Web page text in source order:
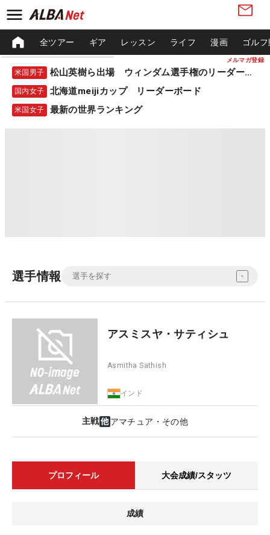
メルマガ登録
全ツアー ギア レッスン ライフ 漫画 ゴル
米国男子 松山英樹ら出場 ウィンダム選手権のリーダーボード
国内女子 北海道meijiカップ リーダーボード
米国女子 最新の世界ランキング
選手情報
アスミスヤ・サティシュ
Asmitha Sathish
インド
主戦 アマチュア・その他
プロフィール 大会成績/スタッツ
成績